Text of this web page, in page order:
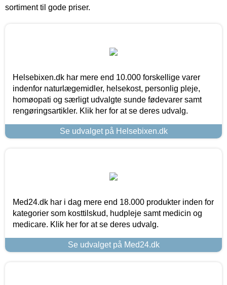
sortiment til gode priser.
Helsebixen.dk har mere end 10.000 forskellige varer
indenfor naturlægemidler, helsekost, personlig pleje,
homøopati og særligt udvalgte sunde fødevarer samt
rengøringsartikler. Klik her for at se deres udvalg.
Se udvalget på Helsebixen.dk
Med24.dk har i dag mere end 18.000 produkter inden for
kategorier som kosttilskud, hudpleje samt medicin og
medicare. Klik her for at se deres udvalg.
Se udvalget på Med24.dk